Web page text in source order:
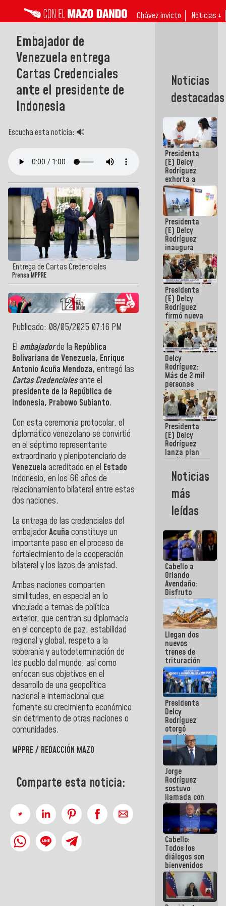
Chávez invicto Noticias ↓
Embajador de
Venezuela entrega
Cartas Credenciales
ante el presidente de
Indonesia
Escucha esta noticia: 🔊
Entrega de Cartas Credenciales
Prensa MPPRE
Publicado: 08/05/2025 07:16 PM
El embajadorde la República
Bolivariana de Venezuela, Enrique
Antonio Acuña Mendoza, entregó las
Cartas Credencialesante el
presidente de la República de
Indonesia, Prabowo Subianto.
Con esta ceremonia protocolar, el
diplomático venezolano se convirtió
en el séptimo representante
extraordinario y plenipotenciario de
Venezuela acreditado en el Estado
indonesio, en los 66 años de
relacionamiento bilateral entre estas
dos naciones.
La entrega de las credenciales del
embajadorAcuña constituye un
importante paso en el proceso de
fortalecimiento de la cooperación
bilateral y los lazos de amistad.
Ambas naciones comparten
similitudes, en especial en lo
vinculado a temas de política
exterior, que centran su diplomacia
en el concepto de paz, estabilidad
regional y global, respeto a la
soberanía y autodeterminación de
los pueblo del mundo, así como
enfocan sus objetivos en el
desarrollo de una geopolítica
nacional e internacional que
fomente su crecimiento económico
sin detrimento de otras naciones o
comunidades.
MPPRE / REDACCIÓN MAZO
Comparte esta noticia:
Noticias
destacadas
Presidenta
(E) Delcy
Rodríguez
exhorta a
gobernadores
y alcaldes a
edificar
casas para
abuelos
Presidenta
(E) Delcy
Rodríguez
inaugura
casa de los
Abuelos
Primavera
en Caracas
Presidenta
(E) Delcy
Rodríguez
firmó nueva
de Ley de
Arrendamiento
aprobada
por la AN
Delcy
Rodríguez:
Más de 2 mil
personas
beneficiadas
con planes
para
atención de
emergencia
sísmica en
la última
semana
Presidenta
(E) Delcy
Rodríguez
lanza plan
crediticio
con subsidio
a Juntas de
Condominio
Noticias
más
leídas
Cabello a
Orlando
Avendaño:
Disfruto
cada vez
que escribes
porque lo
que haces
es
embarrarla
Llegan dos
nuevos
trenes de
trituración
para
optimizar
manejo de
escombros
en La Guaira
Presidenta
Delcy
Rodríguez
otorgó
medalla
"Héroe de
Venezuela"
a servidores
públicos
Jorge
Rodríguez
sostuvo
llamada con
Dinorah
Figuera y
acuerdan
primer
encuentro
presencial
para el
diálogo
Cabello:
Todos los
diálogos son
bienvenidos
siempre que
estén en el
marco de la
Constitución